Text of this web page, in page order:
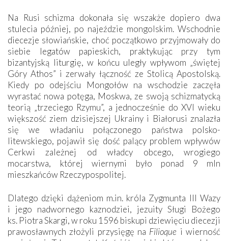
Na Rusi schizma dokonała się wszakże dopiero dwa
stulecia później, po najeździe mongolskim. Wschodnie
diecezje słowiańskie, choć początkowo przyjmowały do
siebie legatów papieskich, praktykując przy tym
bizantyjską liturgię, w końcu uległy wpływom „świętej
Góry Athos” i zerwały łączność ze Stolicą Apostolską.
Kiedy po odejściu Mongołów na wschodzie zaczęła
wyrastać nowa potęga, Moskwa, ze swoją schizmatycką
teorią „trzeciego Rzymu”, a jednocześnie do XVI wieku
większość ziem dzisiejszej Ukrainy i Białorusi znalazła
się we władaniu połączonego państwa polsko-
litewskiego, pojawił się dość palący problem wpływów
Cerkwi zależnej od władcy obcego, wrogiego
mocarstwa, której wiernymi było ponad 9 mln
mieszkańców Rzeczypospolitej.
Dlatego dzięki dążeniom m.in. króla Zygmunta III Wazy
i jego nadwornego kaznodziei, jezuity Sługi Bożego
ks. Piotra Skargi, w roku 1596 biskupi dziewięciu diecezji
prawosławnych złożyli przysięgę na Filioque i wierność